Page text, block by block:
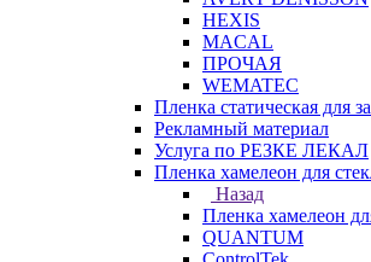
HEXIS
MACAL
ПРОЧАЯ
WEMATEC
Пленка статическая для
Рекламный материал
Услуга по РЕЗКЕ ЛЕКАЛ
Пленка хамелеон для
Назад
Пленка хамелеон
QUANTUM